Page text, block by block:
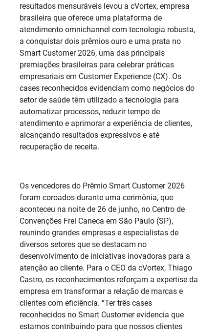
resultados mensuráveis levou a cVortex, empresa
brasileira que oferece uma plataforma de
atendimento omnichannel com tecnologia robusta,
a conquistar dois prêmios ouro e uma prata no
Smart Customer 2026, uma das principais
premiações brasileiras para celebrar práticas
empresariais em Customer Experience (CX). Os
cases reconhecidos evidenciam como negócios do
setor de saúde têm utilizado a tecnologia para
automatizar processos, reduzir tempo de
atendimento e aprimorar a experiência de clientes,
alcançando resultados expressivos e até
recuperação de receita.
Os vencedores do Prêmio Smart Customer 2026
foram coroados durante uma cerimônia, que
aconteceu na noite de 26 de junho, no Centro de
Convenções Frei Caneca em São Paulo (SP),
reunindo grandes empresas e especialistas de
diversos setores que se destacam no
desenvolvimento de iniciativas inovadoras para a
atenção ao cliente. Para o CEO da cVortex, Thiago
Castro, os reconhecimentos reforçam a expertise da
empresa em transformar a relação de marcas e
clientes com eficiência. “Ter três cases
reconhecidos no Smart Customer evidencia que
estamos contribuindo para que nossos clientes